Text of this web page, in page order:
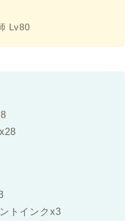
Lv80
トインクx3